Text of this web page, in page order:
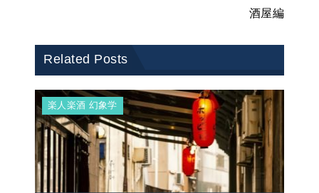
酒屋編
Related Posts
楽人楽酒 幻象学